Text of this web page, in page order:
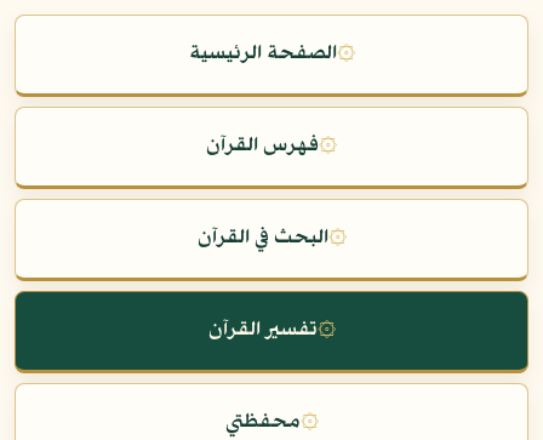
۞الصفحة الرئيسية
۞فهرس القرآن
۞البحث في القرآن
۞تفسير القرآن
۞محفظتي